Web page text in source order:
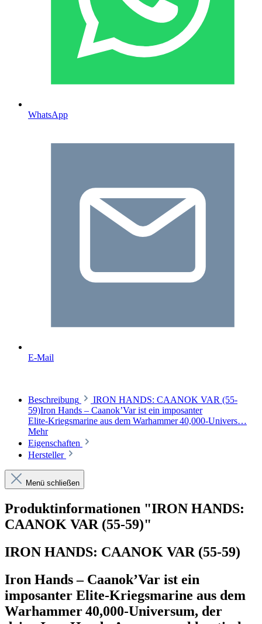
WhatsApp
E-Mail
Beschreibung
IRON HANDS: CAANOK VAR (55-
59)Iron Hands – Caanok’Var ist ein imposanter
Elite‑Kriegsmarine aus dem Warhammer 40,000‑Univers…
Mehr
Eigenschaften
Hersteller
Menü schließen
Produktinformationen "IRON HANDS:
CAANOK VAR (55-59)"
IRON HANDS: CAANOK VAR (55-59)
Iron Hands – Caanok’Var ist ein
imposanter Elite‑Kriegsmarine aus dem
Warhammer 40,000‑Universum, der